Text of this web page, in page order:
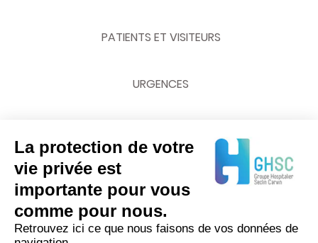
PATIENTS ET VISITEURS
URGENCES
03 20 62 70 00
La protection de votre
vie privée est
importante pour vous
comme pour nous.
Retrouvez ici ce que nous faisons de vos données de